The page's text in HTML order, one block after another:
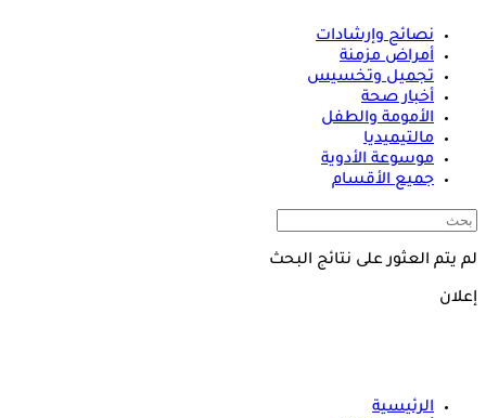
نصائح وإرشادات
أمراض مزمنة
تجميل وتخسيس
أخبار صحة
الأمومة والطفل
مالتيميديا
موسوعة الأدوية
جميع الأقسام
لم يتم العثور على نتائج البحث
إعلان
الرئيسية